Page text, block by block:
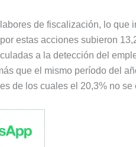
de fiscalización, lo que
estas acciones subieron
a la detección del
que el mismo período del
de los cuales el 20,3% no